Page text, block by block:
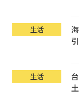
生活
生活